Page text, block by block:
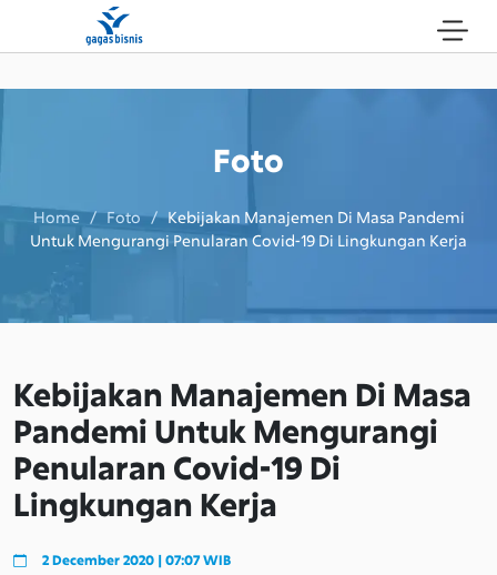
Foto
Home / Foto /Kebijakan Manajemen Di Masa Pandemi
Untuk Mengurangi Penularan Covid-19 Di Lingkungan Kerja
Kebijakan Manajemen Di Masa
Pandemi Untuk Mengurangi
Penularan Covid-19 Di
Lingkungan Kerja
2 December 2020 | 07:07 WIB